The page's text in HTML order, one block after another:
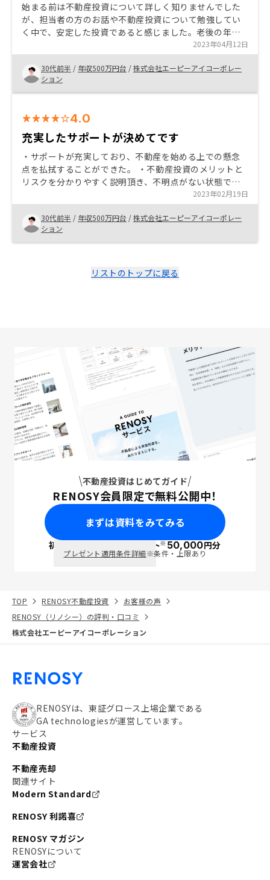
始まる前は不動産投資について詳しく知りませんでした
が、担当者の方のお話や不動産投資について勉強してい
く中で、安定した投資であると感じました。老後の年金
問題やインフレで資産運用を考えていましたが、目的に
ぴったり合う投資と思い始めました。さらに、リノシー
は物件購入までのサポートがしっかりしており、必要書
類をスムーズに準備することができ、満足しています。
アプリでキャッシュフローの確認や確定申告の準備がで
2023年04月12日
30代前半 / 年収500万円台 /株式会社エーピーアイコーポレー
ション
4.0
充実したサポートが決めてです
・サポートが充実しており、不動産を始める上での懸念
点を払拭することができた。 ・不動産投資のメリットと
リスクを分かりやすく説明頂き、不明点がない状態で不
動産投資を始められるようにサポートして頂いた。 ・物
件の検討の際、それぞれの物件の利点と欠点を分かりや
すく説明頂いた。
2023年02月19日
30代前半 / 年収500万円台 /株式会社エーピーアイコーポレー
ション
リストのトップに戻る
不動産投資はじめてガイド
RENOSY会員限定で無料公開中！
まずは資料をみてみる
初回面談で ポイント※50,000円分
プレゼント適用条件詳細※条件・上限あり
TOP RENOSY不動産投資
お客様の声
RENOSY（リノシー）の評判・口コミ
株式会社エーピーアイコーポレーション
RENOSYは、東証グロース上場企業である
GA technologiesが運営しています。
サービス
不動産投資
不動産売却
関連サイト
Modern Standard
RENOSY 利諾喜
RENOSY マガジン
RENOSYについて
運営会社